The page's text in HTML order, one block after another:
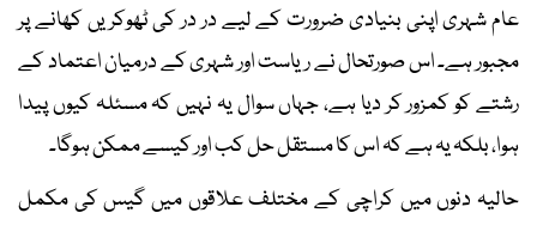
عام شہری اپنی بنیادی ضرورت کے لیے در در کی ٹھوکریں کھانے پر
مجبور ہے۔ اس صورتحال نے ریاست اور شہری کے درمیان اعتماد کے
رشتے کو کمزور کر دیا ہے، جہاں سوال یہ نہیں کہ مسئلہ کیوں پیدا
ہوا، بلکہ یہ ہے کہ اس کا مستقل حل کب اور کیسے ممکن ہوگا۔
حالیہ دنوں میں کراچی کے مختلف علاقوں میں گیس کی مکمل